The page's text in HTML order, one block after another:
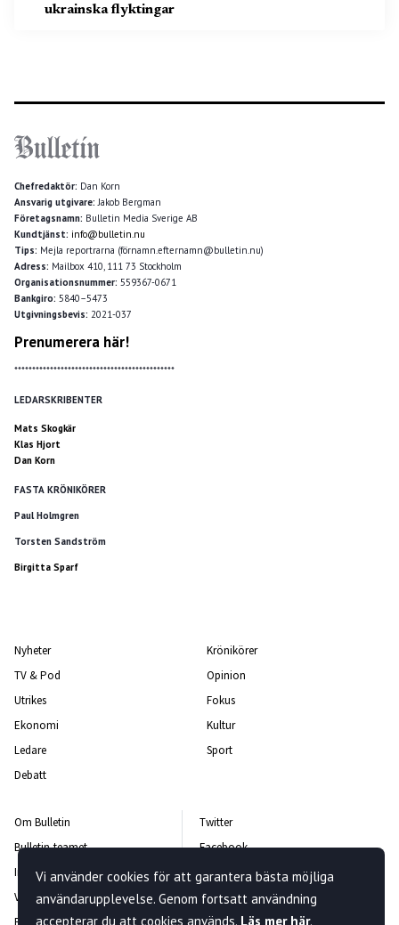
ukrainska flyktingar
Chefredaktör: Dan Korn
Ansvarig utgivare: Jakob Bergman
Företagsnamn: Bulletin Media Sverige AB
Kundtjänst: info@bulletin.nu
Tips: Mejla reportrarna (förnamn.efternamn@bulletin.nu)
Adress: Mailbox 410, 111 73 Stockholm
Organisationsnummer: 559367-0671
Bankgiro: 5840–5473
Utgivningsbevis: 2021-037
Prenumerera här!
*********************************************
LEDARSKRIBENTER
Mats Skogkär
Klas Hjort
Dan Korn
FASTA KRÖNIKÖRER
Paul Holmgren
Torsten Sandström
Birgitta Sparf
Nyheter
TV & Pod
Utrikes
Ekonomi
Ledare
Debatt
Krönikörer
Opinion
Fokus
Kultur
Sport
Om Bulletin
Bulletin-teamet
Integritetspolicy
Vanliga frågor och svar
Rättelsepolicy
Twitter
Facebook
Instagram
Kontakta oss
Nyhetsbrev
Vi använder cookies för att garantera bästa möjliga
användarupplevelse. Genom fortsatt användning
accepterar du att cookies används. Läs mer här.